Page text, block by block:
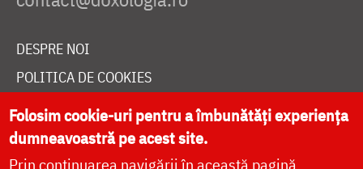
DESPRE NOI
POLITICA DE COOKIES
DONEAZĂ ONLINE PENTRU CATEDRALA NAȚIONALĂ
Folosim cookie-uri pentru a îmbunătăți experiența
dumneavoastră pe acest site.
Prin continuarea navigării în această pagină